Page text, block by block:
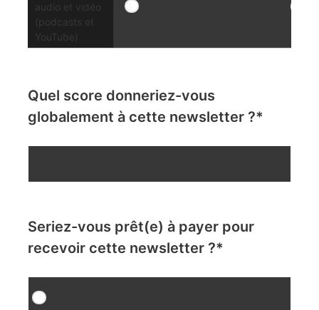
audio et vidéo
(podcasts et
YouTube)
Quel score donneriez-vous
globalement à cette newsletter ?*
Seriez-vous prêt(e) à payer pour
recevoir cette newsletter ?*